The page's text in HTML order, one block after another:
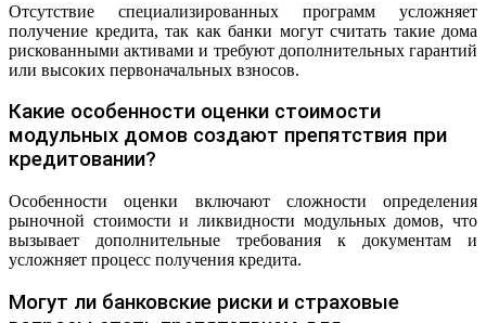
Отсутствие специализированных программ усложняет
получение кредита, так как банки могут считать такие дома
рискованными активами и требуют дополнительных гарантий
или высоких первоначальных взносов.
Какие особенности оценки стоимости
модульных домов создают препятствия при
кредитовании?
Особенности оценки включают сложности определения
рыночной стоимости и ликвидности модульных домов, что
вызывает дополнительные требования к документам и
усложняет процесс получения кредита.
Могут ли банковские риски и страховые